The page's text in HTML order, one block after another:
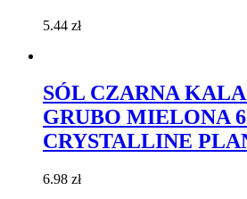
5.44 zł
SÓL CZARNA
GRUBO MIELONA
CRYSTALLINE
6.98 zł